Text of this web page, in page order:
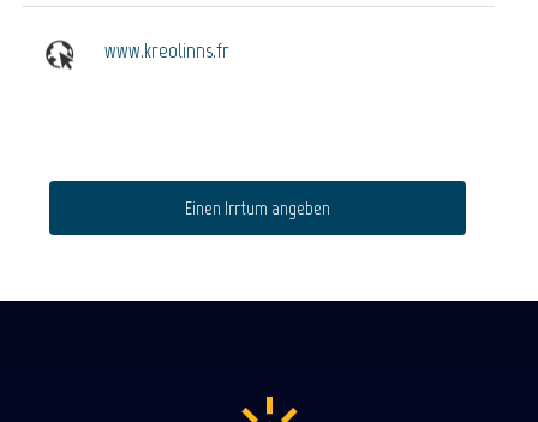
www.kreolinns.fr
Einen Irrtum angeben